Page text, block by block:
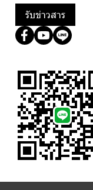
รับข่าวสาร